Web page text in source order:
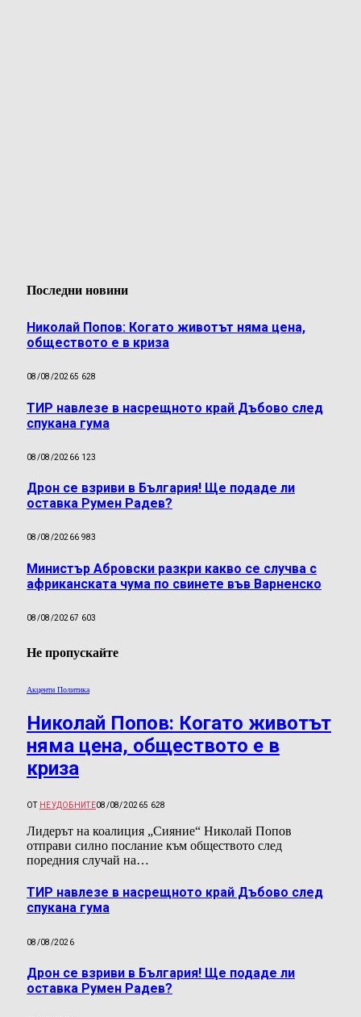
Последни новини
Николай Попов: Когато животът няма цена,
обществото е в криза
08/08/20265 628
ТИР навлезе в насрещното край Дъбово след
спукана гума
08/08/20266 123
Дрон се взриви в България! Ще подаде ли
оставка Румен Радев?
08/08/20266 983
Министър Абровски разкри какво се случва с
африканската чума по свинете във Варненско
08/08/20267 603
Не пропускайте
Акценти Политика
Николай Попов: Когато животът
няма цена, обществото е в
криза
ОТ НЕУДОБНИТЕ08/08/20265 628
Лидерът на коалиция „Сияние“ Николай Попов
отправи силно послание към обществото след
поредния случай на…
ТИР навлезе в насрещното край Дъбово след
спукана гума
08/08/2026
Дрон се взриви в България! Ще подаде ли
оставка Румен Радев?